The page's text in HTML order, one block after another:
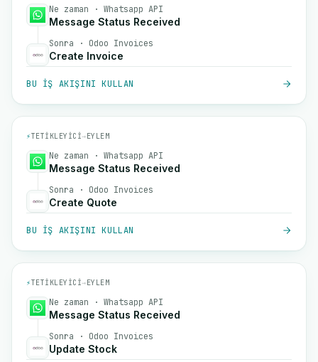
Ne zaman · Whatsapp API
Message Status Received
Sonra · Odoo Invoices
Create Invoice
BU IŞ AKIŞINI KULLAN
⚡TETIKLEYICI→EYLEM
Ne zaman · Whatsapp API
Message Status Received
Sonra · Odoo Invoices
Create Quote
BU IŞ AKIŞINI KULLAN
⚡TETIKLEYICI→EYLEM
Ne zaman · Whatsapp API
Message Status Received
Sonra · Odoo Invoices
Update Stock